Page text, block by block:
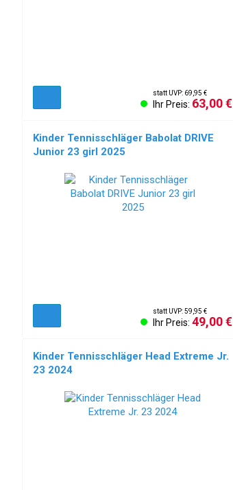
statt UVP: 69,95 €
Ihr Preis: 63,00 €
Kinder Tennisschläger Babolat DRIVE
Junior 23 girl 2025
statt UVP: 59,95 €
Ihr Preis: 49,00 €
Kinder Tennisschläger Head Extreme Jr.
23 2024